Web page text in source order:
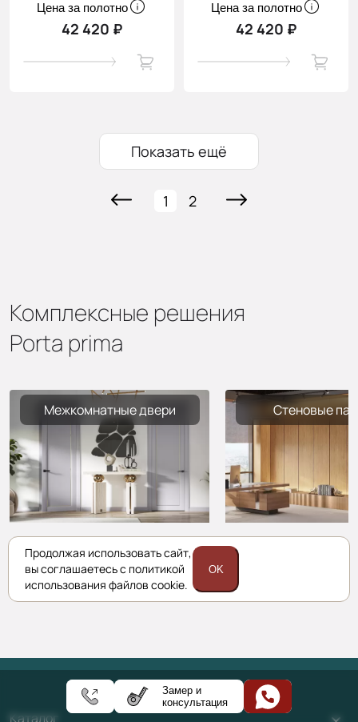
Цена за полотно
42 420 ₽
Цена за полотно
42 420 ₽
Показать ещё
1 2
Комплексные решения
Porta prima
Межкомнатные двери Стеновые
Каталог
Замер и
консультация
Продолжая использовать сайт,
вы соглашаетесь с политикой
использования файлов cookie.
OK